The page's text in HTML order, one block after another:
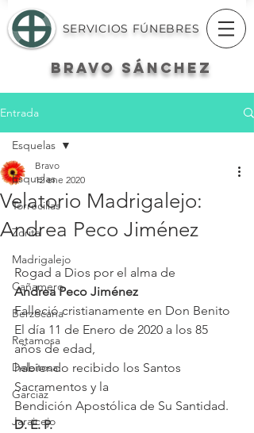
SERVICIOS FÚNEBRES
BRAVO SÁNCHEZ
Entrada
Esquelas
Torrecillas
Zorita
Madrigalejo
Cañamero
Berzocana
Retamosa
Deleitosa
Garciaz
Jaraicejo
Esquelas
Velatorio Madrigalejo:
Andrea Peco Jiménez
Bravo
12 ene 2020
Rogad a Dios por el alma de
Andrea Peco Jiménez
Falleció cristianamente en Don Benito
El día 11 de Enero de 2020 a los 85
años de edad,
habiendo recibido los Santos
Sacramentos y la
Bendición Apostólica de Su Santidad.
D. E. P.